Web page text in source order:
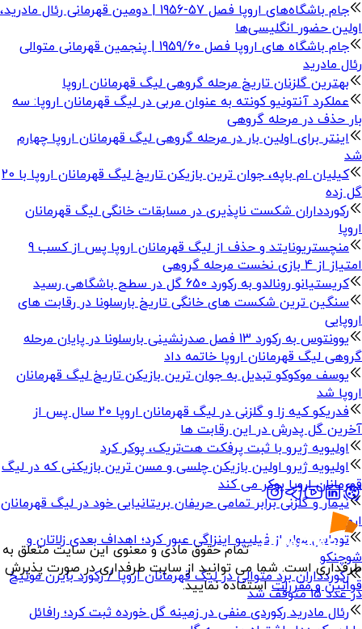
جام باشگاه‌‌های اروپا فصل 57-1956 | دومین قهرمانی رئال مادرید،
اولین حضور انگلیسی‌ها
جام باشگاه های اروپا فصل 1959/60 | پنجمین قهرمانی متوالی
رئال مادرید
بهترین گلزنان تاریخ مرحله گروهی لیگ قهرمانان اروپا
عملکرد آنتونیو کونته به عنوان مربی در لیگ قهرمانان اروپا: سه
بار حذف در مرحله گروهی
اینتر برای اولین بار در مرحله گروهی لیگ قهرمانان اروپا چهارم
شد
کیلیان ام باپه، جوان ترین بازیکن تاریخ لیگ قهرمانان اروپا با 20
گل زده
رکوردداران شکست ناپذیری در مسابقات خانگی لیگ قهرمانان
اروپا
منچستریونایتد و حذف از لیگ قهرمانان اروپا پس از کسب 9
امتیاز از 4 بازی نخست مرحله گروهی
کریستیانو رونالدو به رکورد 650 گل در سطح باشگاهی رسید
سنگین ترین شکست های خانگی تاریخ بارسلونا در رقابت های
اروپایی
یوونتوس به رکورد 13 فصل صدرنشینی بارسلونا در پایان مرحله
گروهی لیگ قهرمانان اروپا خاتمه داد
یوسف موکوکو تبدیل به جوان ترین بازیکن تاریخ لیگ قهرمانان
اروپا شد
فدریکو کیه زا و گلزنی در لیگ قهرمانان اروپا 20 سال پس از
آخرین گل پدرش در این رقابت ها
اولیویه ژیرو با ثبت پرفکت هت‌تریک، پوکر کرد
اولیویه ژیرو اولین بازیکن چلسی و مسن ترین بازیکنی که در لیگ
قهرمانان اروپا پوکر می کند
نیمار و گلزنی برابر تمامی حریفان بریتانیایی خود در لیگ قهرمانان
اروپا
توماس مولر از فیلیپو اینزاگی عبور کرد؛ اهداف بعدی زلاتان و
شوچنکو
رکوردداران برد متوالی در لیگ قهرمانان اروپا / رکورد بایرن مونیخ
در عدد 15 متوقف شد
رئال مادرید رکوردی منفی در زمینه گل خورده ثبت کرد؛ رافائل
تمام حقوق مادی و معنوی این سایت متعلق به
طرفداری است. شما می توانید از سایت طرفداری در صورت پذیرش
قوانین و مقرراتاستفاده نمایید.